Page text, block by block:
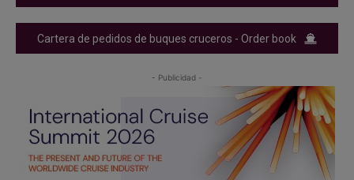
Cartera de pedidos de buques cruceros - Order book
- Publicidad -